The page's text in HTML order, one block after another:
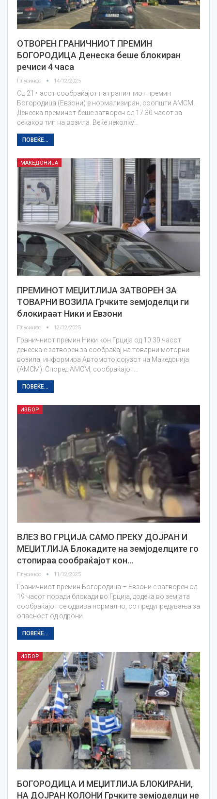
ОТВОРЕН ГРАНИЧНИОТ ПРЕМИН
БОГОРОДИЦА Денеска беше блокиран
речиси 4 часа
Плусинфо 14/12/2025
Од 21 часот сообраќајот на граничниот премин
Богородица (Евзони) е нормализиран, соопшти АМСМ.
Денеска преминот беше затворен од 17.30 часот за
секаков тип на возила. Веќе неколку…
ПОВЕЌЕ...
МАКЕДОНИЈА
ПРЕМИНОТ МЕЏИТЛИЈА ЗАТВОРЕН ЗА
ТОВАРНИ ВОЗИЛА Грчките земјоделци ги
блокираат Ники и Евзони
Плусинфо 12/12/2025
Граничниот премин Ники кон Грција од 10:30 часот
денеска е затворен за сообраќај на товарни моторни
возила, информира Автомото сојузот на Македонија
(АМСМ). Според АМСМ, сообраќајот…
ПОВЕЌЕ...
ИЗБОР
ВЛЕЗ ВО ГРЦИЈА САМО ПРЕКУ ДОЈРАН И
МЕЏИТЛИЈА Блокадите на земјоделците го
стопираа сообраќајот кон…
Плусинфо 11/12/2025
Граничниот премин Богородица – Евзони е затворен од
19 часот поради блокади во Грција, додека во земјата
сообраќајот се одвива нормално, со предупредувања за
опасност од одрони.
ПОВЕЌЕ...
ИЗБОР
БОГОРОДИЦА И МЕЏИТЛИЈА БЛОКИРАНИ,
НА ДОЈРАН КОЛОНИ Грчките земјоделци не